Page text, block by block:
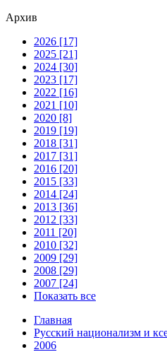
Архив
2026 [17]
2025 [21]
2024 [30]
2023 [17]
2022 [16]
2021 [10]
2020 [8]
2019 [19]
2018 [31]
2017 [31]
2016 [20]
2015 [33]
2014 [24]
2013 [36]
2012 [33]
2011 [20]
2010 [32]
2009 [29]
2008 [29]
2007 [24]
Показать все
Главная
Русский национализм и
2006